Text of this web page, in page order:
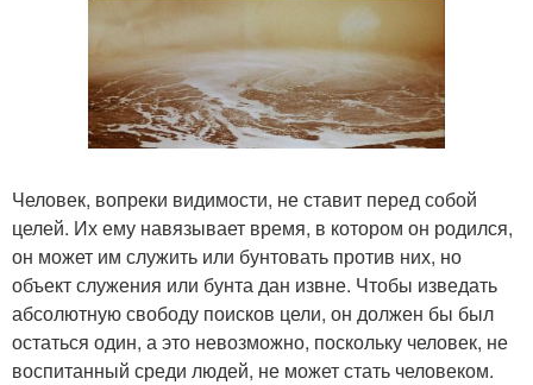
Человек, вопреки видимости, не ставит перед собой
целей. Их ему навязывает время, в котором он родился,
он может им служить или бунтовать против них, но
объект служения или бунта дан извне. Чтобы изведать
абсолютную свободу поисков цели, он должен бы был
остаться один, а это невозможно, поскольку человек, не
воспитанный среди людей, не может стать человеком.